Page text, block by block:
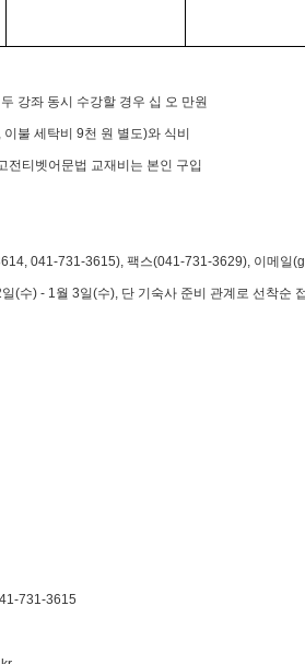
강좌 동시 수강할 경우 십 오 만원
불 세탁비 9천 원 별도)와 식비
티벳어문법 교재비는 본인 구입
041-731-3615), 팩스(041-731-3629), 이메일
(수) - 1월 3일(수), 단 기숙사 준비 관계로 선착순
731-3615